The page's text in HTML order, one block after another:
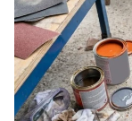
nécessite une